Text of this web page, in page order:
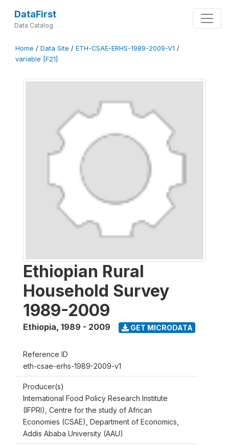
DataFirst
Data Catalog
Home / Data Site / ETH-CSAE-ERHS-1989-2009-V1 /
variable [F21]
Ethiopian Rural
Household Survey
1989-2009
Ethiopia, 1989 - 2009 GET MICRODATA
Reference ID
eth-csae-erhs-1989-2009-v1
Producer(s)
International Food Policy Research Institute
(IFPRI), Centre for the study of African
Economies (CSAE), Department of Economics,
Addis Ababa University (AAU)